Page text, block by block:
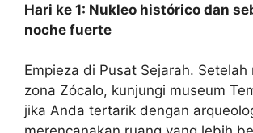
Hari ke 1: Nukleo histórico dan
noche fuerte
Empieza di Pusat Sejarah. Setelah
zona Zócalo, kunjungi museum
jika Anda tertarik dengan